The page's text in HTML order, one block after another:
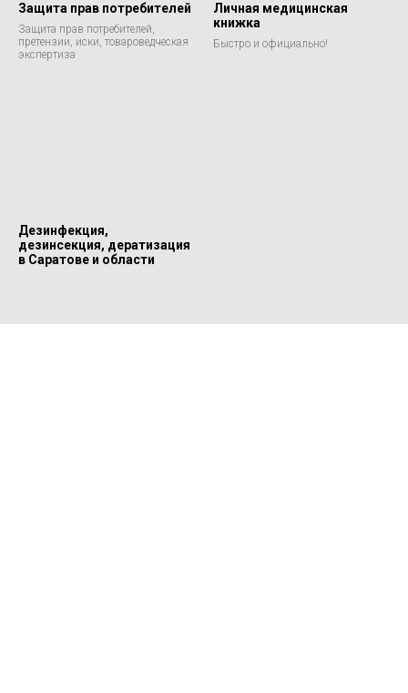
Защита прав потребителей
Защита прав потребителей,
претензии, иски, товароведческая
экспертиза
Личная медицинская
книжка
Быстро и официально!
Дезинфекция,
дезинсекция, дератизация
в Саратове и области